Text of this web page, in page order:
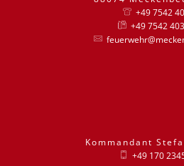
+49 7542
+49 7542
Kommandant
+49 170